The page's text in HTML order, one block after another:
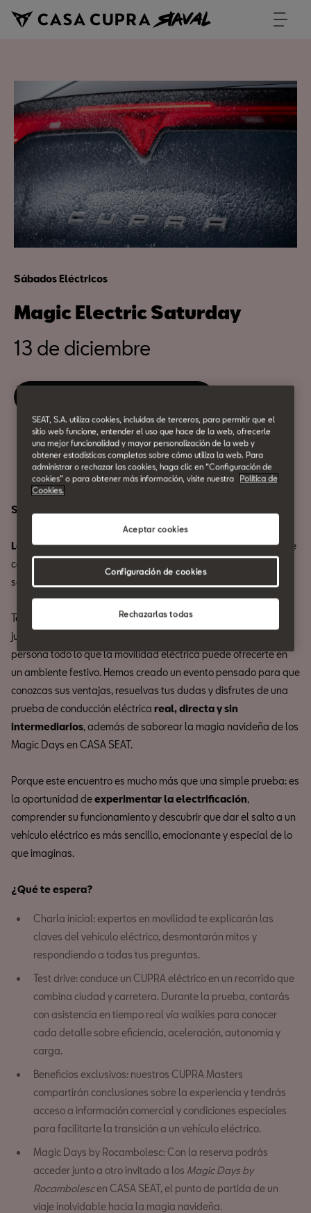
Sábados Eléctricos
Magic Electric Saturday
13 de diciembre
Compartir
Sábado Eléctrico Mágico
La Navidad ha llegado a CASA SEAT, y no hay mejor forma de
celebrarla que
sorprender por los
Te invitamos a vivir una experiencia verdaderamente mágica
junto a
persona todo lo que la movilidad eléctrica puede ofrecerte en
un ambiente festivo. Hemos creado un evento pensado para que
conozcas sus ventajas, resuelvas tus dudas y disfrutes de una
prueba de conducción eléctrica real, directa y sin
intermediarios, además de saborear la magia navideña de los
Magic Days en CASA SEAT.
Porque este encuentro es mucho más que una simple prueba: es
la oportunidad deexperimentar la electrificación,
comprender su funcionamiento y descubrir que dar el salto a un
vehículo eléctrico es más sencillo, emocionante y especial de lo
que imaginas.
¿Qué te espera?
Charla inicial: expertos en movilidad te explicarán las
claves del vehículo eléctrico, desmontarán mitos y
respondiendo a todas tus preguntas.
Test drive: conduce un CUPRA eléctrico en un recorrido que
combina ciudad y carretera. Durante la prueba, contarás
con asistencia en tiempo real vía walkies para conocer
cada detalle sobre eficiencia, aceleración, autonomía y
carga.
Beneficios exclusivos: nuestros CUPRA Masters
compartirán conclusiones sobre la experiencia y tendrás
acceso a información comercial y condiciones especiales
para facilitarte la transición a un vehículo eléctrico.
Magic Days by Rocambolesc: Con la reserva podrás
acceder junto a otro invitado a los Magic Days by
Rocambolescen CASA SEAT, el punto de partida de un
viaje inolvidable hacia la magia navideña.
SEAT, S.A. utiliza cookies, incluidas de terceros, para permitir que el
sitio web funcione, entender el uso que hace de la web, ofrecerle
una mejor funcionalidad y mayor personalización de la web y
obtener estadísticas completas sobre cómo utiliza la web. Para
administrar o rechazar las cookies, haga clic en “Configuración de
cookies” o para obtener más información, visite nuestra
Política de
Cookies.
Rechazarlas todas
Aceptar cookies
Configuración de cookies